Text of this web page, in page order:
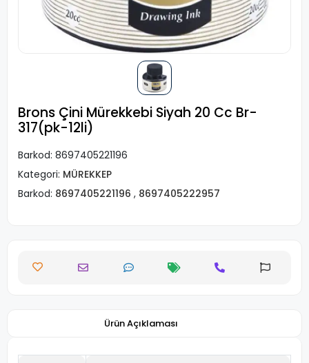
Brons Çini Mürekkebi Siyah 20 Cc Br-
317(pk-12li)
Barkod: 8697405221196
Kategori: MÜREKKEP
Barkod: 8697405221196 , 8697405222957
Ürün Açıklaması